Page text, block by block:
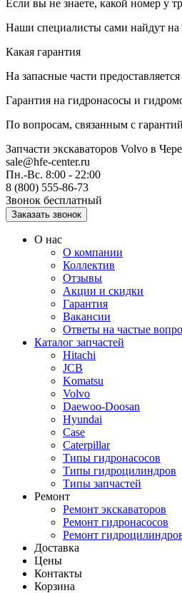
Если вы не знаете, какой номер у
Наши специалисты сами найдут
Какая гарантия
На запасные части
Гарантия на гидронасосы и
По вопросам, связанным с
Запчасти экскаваторов Volvo в
sale@hfe-center.ru
Пн.-Вс. 8:00 - 22:00
8 (800) 555-86-73
Звонок бесплатный
О нас
О компании
Коллектив
Отзывы
Акции и скидки
Гарантия
Вакансии
Ответы на частые
Каталог запчастей
Hitachi
JCB
Komatsu
Volvo
Daewoo-Doosan
Hyundai
Case
Caterpillar
Типы гидронасосов
Типы гидроцилиндров
Типы запчастей
Ремонт
Ремонт экскаваторов
Ремонт гидронасосов
Ремонт
Доставка
Цены
Контакты
Корзина